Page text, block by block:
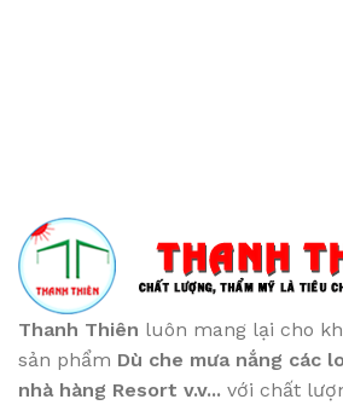
Thanh Thiên luôn mang lại cho
sản phẩm Dù che mưa nắng các
nhà hàng Resort v.v... với chất